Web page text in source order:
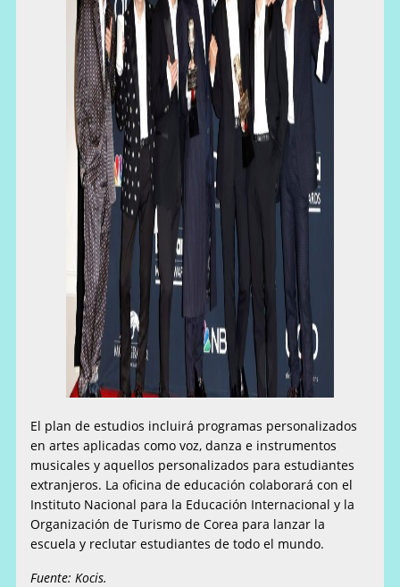
El plan de estudios incluirá programas personalizados
en artes aplicadas como voz, danza e instrumentos
musicales y aquellos personalizados para estudiantes
extranjeros. La oficina de educación colaborará con el
Instituto Nacional para la Educación Internacional y la
Organización de Turismo de Corea para lanzar la
escuela y reclutar estudiantes de todo el mundo.
Fuente: Kocis.